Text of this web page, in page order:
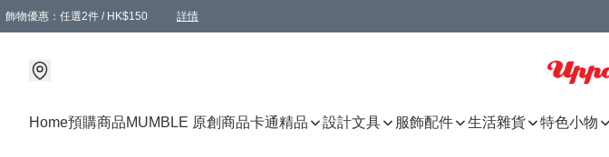
飾物優惠：任選2件 / HK$150 詳情
Home預購商品MUMBLE 原創商品卡通精品 設計文具 服飾配件 生活雜貨 特色小物